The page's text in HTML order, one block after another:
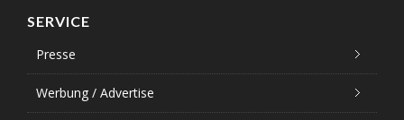
SERVICE
Presse
Werbung / Advertise